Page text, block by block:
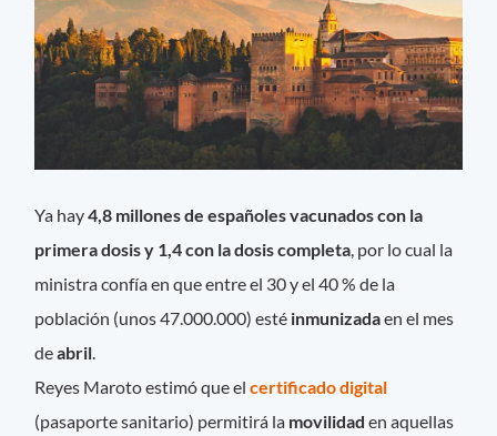
Ya hay4,8 millones de españoles vacunados con la
primera dosis y 1,4 con la dosis completa , por lo cual la
ministra confía en que entre el 30 y el 40 % de la
población (unos 47.000.000) esté inmunizadaen el mes
deabril
Reyes Maroto estimó que elcertificado digital
(pasaporte sanitario) permitirá la movilidaden aquellas